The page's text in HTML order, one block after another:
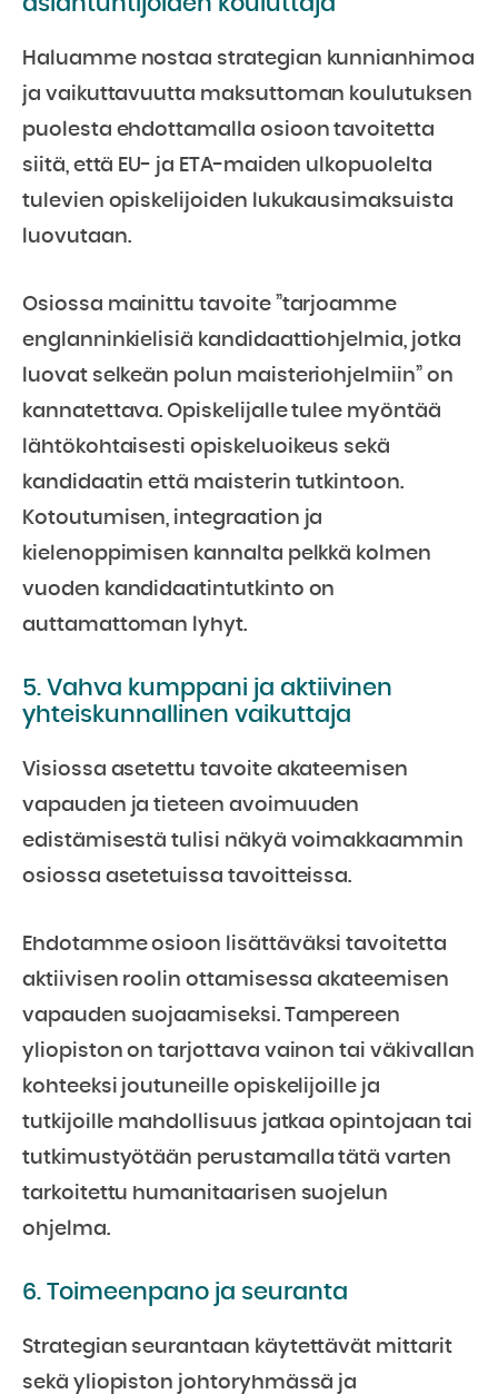
Haluamme nostaa strategian kunnianhimoa
ja vaikuttavuutta maksuttoman koulutuksen
puolesta ehdottamalla osioon tavoitetta
siitä, että EU- ja ETA-maiden ulkopuolelta
tulevien opiskelijoiden lukukausimaksuista
luovutaan.
Osiossa mainittu tavoite ”tarjoamme
englanninkielisiä kandidaattiohjelmia, jotka
luovat selkeän polun maisteriohjelmiin” on
kannatettava. Opiskelijalle tulee myöntää
lähtökohtaisesti opiskeluoikeus sekä
kandidaatin että maisterin tutkintoon.
Kotoutumisen, integraation ja
kielenoppimisen kannalta pelkkä kolmen
vuoden kandidaatintutkinto on
auttamattoman lyhyt.
5. Vahva kumppani ja aktiivinen
yhteiskunnallinen vaikuttaja
Visiossa asetettu tavoite akateemisen
vapauden ja tieteen avoimuuden
edistämisestä tulisi näkyä voimakkaammin
osiossa asetetuissa tavoitteissa.
Ehdotamme osioon lisättäväksi tavoitetta
aktiivisen roolin ottamisessa akateemisen
vapauden suojaamiseksi. Tampereen
yliopiston on tarjottava vainon tai väkivallan
kohteeksi joutuneille opiskelijoille ja
tutkijoille mahdollisuus jatkaa opintojaan tai
tutkimustyötään perustamalla tätä varten
tarkoitettu humanitaarisen suojelun
ohjelma.
6. Toimeenpano ja seuranta
Strategian seurantaan käytettävät mittarit
sekä yliopiston johtoryhmässä ja